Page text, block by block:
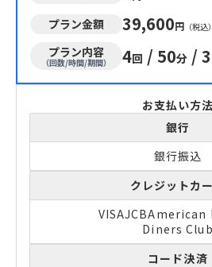
プラン金額 39,600円 （税込）
プラン内容
（回数/時間/期間） 4回 / 50分 /
お支払い方法
銀行
銀行振込
クレジットカ
VISAJCBAmerican
Diners Club
コード決済